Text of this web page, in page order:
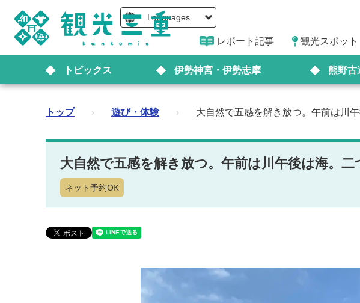
Languages
レポート記事 観光スポット
トピックス 伊勢神宮・伊勢志摩 熊野古
トップ › 遊び・体験 › 大自然で五感を解き放つ。午前は川
大自然で五感を解き放つ。午前は川午後は海。
ネット予約OK